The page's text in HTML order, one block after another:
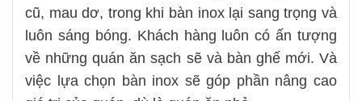
cũ, mau dơ, trong khi bàn inox lại sang trọng và
luôn sáng bóng. Khách hàng luôn có ấn tượng
về những quán ăn sạch sẽ và bàn ghế mới. Và
việc lựa chọn bàn inox sẽ góp phần nâng cao